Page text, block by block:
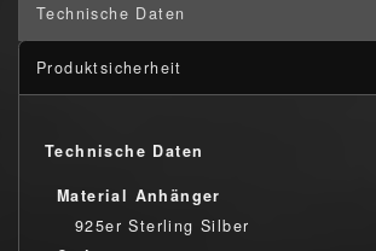
Technische Daten
Produktsicherheit
Technische Daten
Material Anhänger
925er Sterling Silber